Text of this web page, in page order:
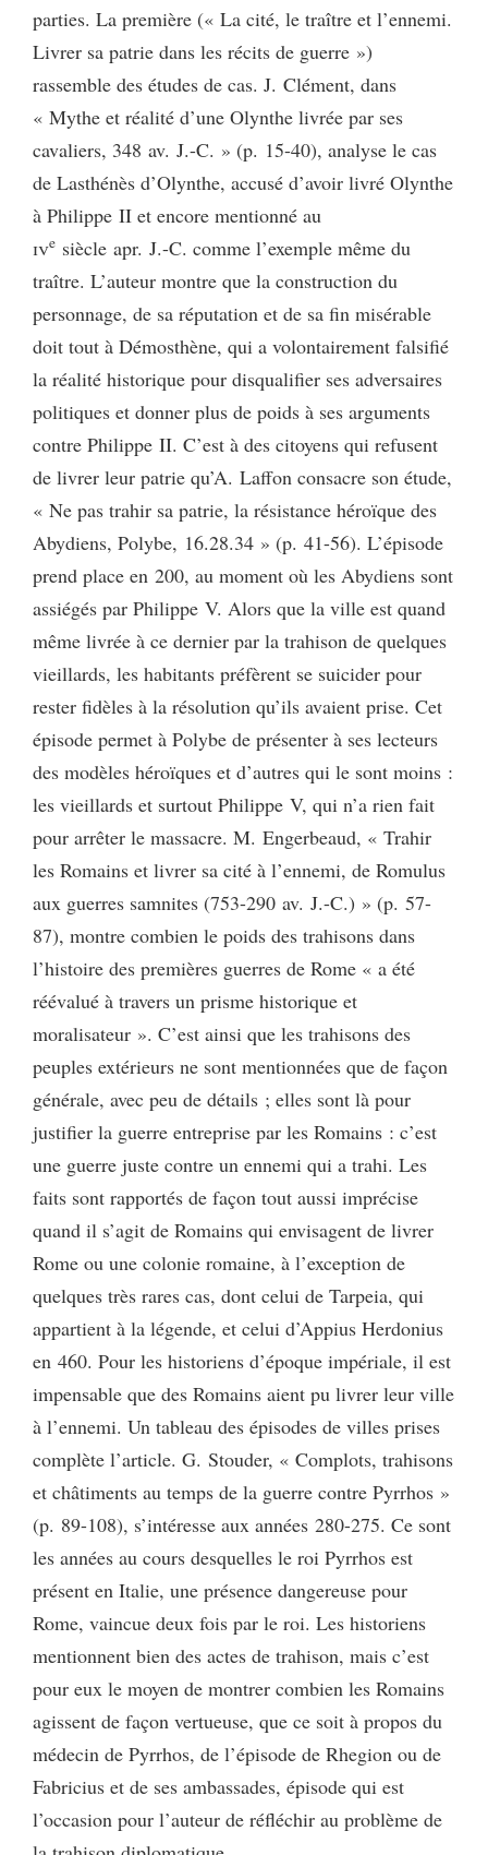
parties. La première (« La cité, le traître et l’ennemi.
Livrer sa patrie dans les récits de guerre »)
rassemble des études de cas. J. Clément, dans
« Mythe et réalité d’une Olynthe livrée par ses
cavaliers, 348 av. J.-C. » (p. 15-40), analyse le cas
de Lasthénès d’Olynthe, accusé d’avoir livré Olynthe
à Philippe II et encore mentionné au
ive siècle apr. J.-C. comme l’exemple même du
traître. L’auteur montre que la construction du
personnage, de sa réputation et de sa fin misérable
doit tout à Démosthène, qui a volontairement falsifié
la réalité historique pour disqualifier ses adversaires
politiques et donner plus de poids à ses arguments
contre Philippe II. C’est à des citoyens qui refusent
de livrer leur patrie qu’A. Laffon consacre son étude,
« Ne pas trahir sa patrie, la résistance héroïque des
Abydiens, Polybe, 16.28.34 » (p. 41-56). L’épisode
prend place en 200, au moment où les Abydiens sont
assiégés par Philippe V. Alors que la ville est quand
même livrée à ce dernier par la trahison de quelques
vieillards, les habitants préfèrent se suicider pour
rester fidèles à la résolution qu’ils avaient prise. Cet
épisode permet à Polybe de présenter à ses lecteurs
des modèles héroïques et d’autres qui le sont moins :
les vieillards et surtout Philippe V, qui n’a rien fait
pour arrêter le massacre. M. Engerbeaud, « Trahir
les Romains et livrer sa cité à l’ennemi, de Romulus
aux guerres samnites (753-290 av. J.-C.) » (p. 57-
87), montre combien le poids des trahisons dans
l’histoire des premières guerres de Rome « a été
réévalué à travers un prisme historique et
moralisateur ». C’est ainsi que les trahisons des
peuples extérieurs ne sont mentionnées que de façon
générale, avec peu de détails ; elles sont là pour
justifier la guerre entreprise par les Romains : c’est
une guerre juste contre un ennemi qui a trahi. Les
faits sont rapportés de façon tout aussi imprécise
quand il s’agit de Romains qui envisagent de livrer
Rome ou une colonie romaine, à l’exception de
quelques très rares cas, dont celui de Tarpeia, qui
appartient à la légende, et celui d’Appius Herdonius
en 460. Pour les historiens d’époque impériale, il est
impensable que des Romains aient pu livrer leur ville
à l’ennemi. Un tableau des épisodes de villes prises
complète l’article. G. Stouder, « Complots, trahisons
et châtiments au temps de la guerre contre Pyrrhos »
(p. 89-108), s’intéresse aux années 280-275. Ce sont
les années au cours desquelles le roi Pyrrhos est
présent en Italie, une présence dangereuse pour
Rome, vaincue deux fois par le roi. Les historiens
mentionnent bien des actes de trahison, mais c’est
pour eux le moyen de montrer combien les Romains
agissent de façon vertueuse, que ce soit à propos du
médecin de Pyrrhos, de l’épisode de Rhegion ou de
Fabricius et de ses ambassades, épisode qui est
l’occasion pour l’auteur de réfléchir au problème de